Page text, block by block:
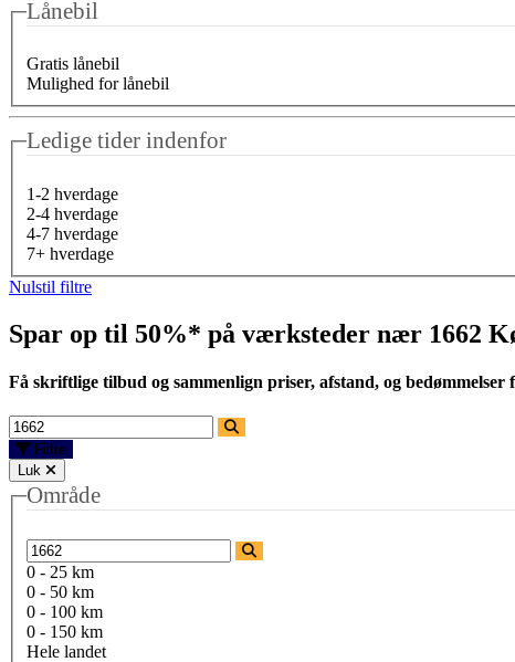
Lånebil
Gratis lånebil
Mulighed for lånebil
Ledige tider indenfor
1-2 hverdage
2-4 hverdage
4-7 hverdage
7+ hverdage
Nulstil filtre
Spar op til 50%* på værksteder nær 1662
Få skriftlige tilbud og sammenlign priser, afstand, og
Filtre
Luk
Område
0 - 25 km
0 - 50 km
0 - 100 km
0 - 150 km
Hele landet